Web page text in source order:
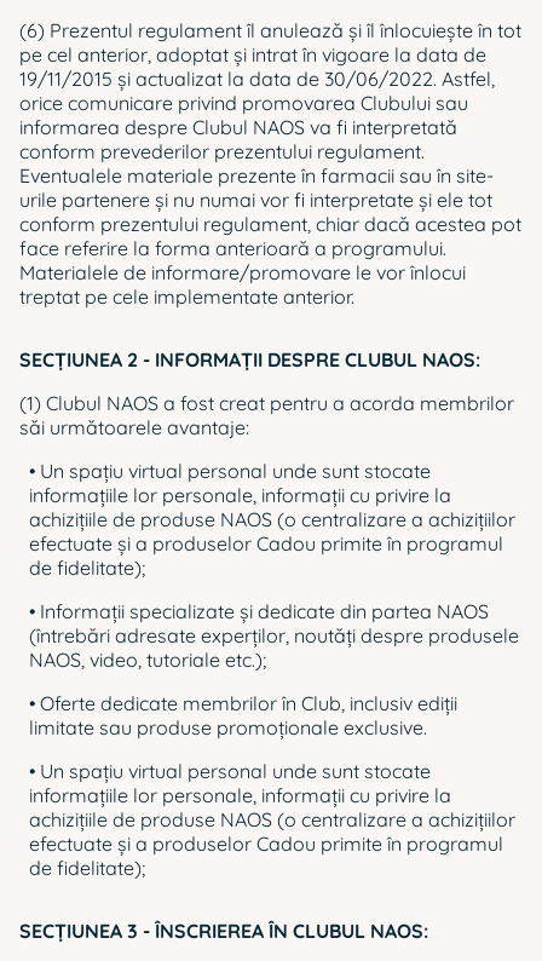
(6) Prezentul regulament îl anulează și îl înlocuiește în tot
pe cel anterior, adoptat și intrat în vigoare la data de
19/11/2015 și actualizat la data de 30/06/2022. Astfel,
orice comunicare privind promovarea Clubului sau
informarea despre Clubul NAOS va fi interpretată
conform prevederilor prezentului regulament.
Eventualele materiale prezente în farmacii sau în site-
urile partenere și nu numai vor fi interpretate și ele tot
conform prezentului regulament, chiar dacă acestea pot
face referire la forma anterioară a programului.
Materialele de informare/promovare le vor înlocui
treptat pe cele implementate anterior.
SECŢIUNEA 2 - INFORMAŢII DESPRE CLUBUL NAOS:
(1) Clubul NAOS a fost creat pentru a acorda membrilor
săi următoarele avantaje:
• Un spaţiu virtual personal unde sunt stocate
informaţiile lor personale, informaţii cu privire la
achiziţiile de produse NAOS (o centralizare a achiziţiilor
efectuate şi a produselor Cadou primite în programul
de fidelitate);
• Informaţii specializate şi dedicate din partea NAOS
(întrebări adresate experţilor, noutăţi despre produsele
NAOS, video, tutoriale etc.);
• Oferte dedicate membrilor în Club, inclusiv ediții
limitate sau produse promoționale exclusive.
• Un spaţiu virtual personal unde sunt stocate
informaţiile lor personale, informaţii cu privire la
achiziţiile de produse NAOS (o centralizare a achiziţiilor
efectuate şi a produselor Cadou primite în programul
de fidelitate);
SECŢIUNEA 3 - ÎNSCRIEREA ÎN CLUBUL NAOS: